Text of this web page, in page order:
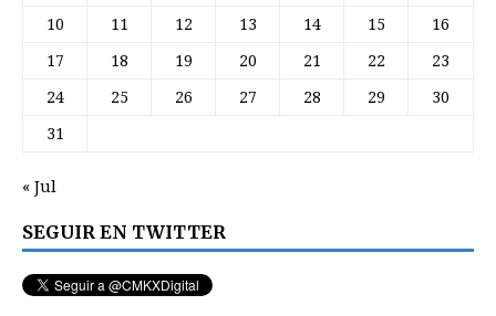
10 11 12 13 14 15 16
17 18 19 20 21 22 23
24 25 26 27 28 29 30
31
« Jul
SEGUIR EN TWITTER